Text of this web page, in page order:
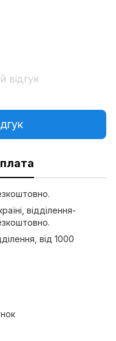
відгук
відділення-
від 1000